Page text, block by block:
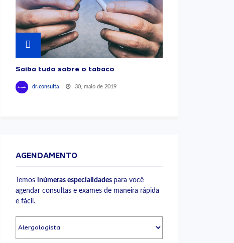
Saiba tudo sobre o tabaco
dr.consulta 30, maio de 2019
AGENDAMENTO
Temos inúmeras especialidades para você
agendar consultas e exames de maneira rápida
e fácil.